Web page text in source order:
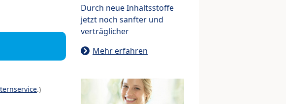
.)
Durch neue Inhaltsstoffe
jetzt noch sanfter und
verträglicher
Mehr erfahren